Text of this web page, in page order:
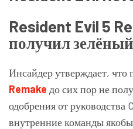
Resident Evil 5
получил
Инсайдер утверждает, что
Remake до сих пор не
одобрения от руководства
внутренние команды